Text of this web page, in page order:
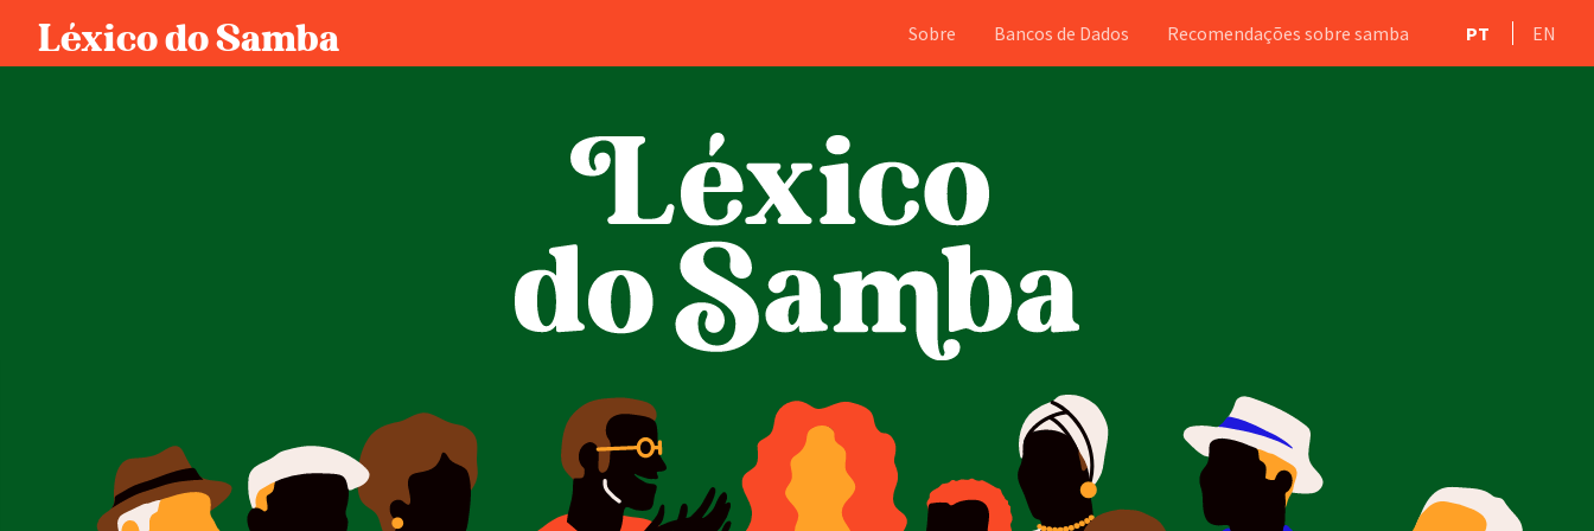
Léxico do Samba Sobre Bancos de Dados Recomendações sobre samba PT EN